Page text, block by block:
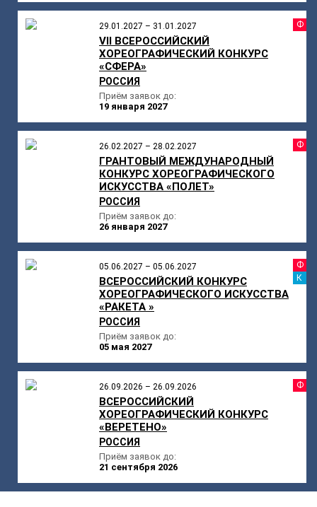
29.01.2027 – 31.01.2027
VII ВСЕРОССИЙСКИЙ
ХОРЕОГРАФИЧЕСКИЙ КОНКУРС
«СФЕРА»
РОССИЯ
Приём заявок до:
19 января 2027
26.02.2027 – 28.02.2027
ГРАНТОВЫЙ МЕЖДУНАРОДНЫЙ
КОНКУРС ХОРЕОГРАФИЧЕСКОГО
ИСКУССТВА «ПОЛЕТ»
РОССИЯ
Приём заявок до:
26 января 2027
05.06.2027 – 05.06.2027
ВСЕРОССИЙСКИЙ КОНКУРС
ХОРЕОГРАФИЧЕСКОГО ИСКУССТВА
«РАКЕТА »
РОССИЯ
Приём заявок до:
05 мая 2027
26.09.2026 – 26.09.2026
ВСЕРОССИЙСКИЙ
ХОРЕОГРАФИЧЕСКИЙ КОНКУРС
«ВЕРЕТЕНО»
РОССИЯ
Приём заявок до:
21 сентября 2026